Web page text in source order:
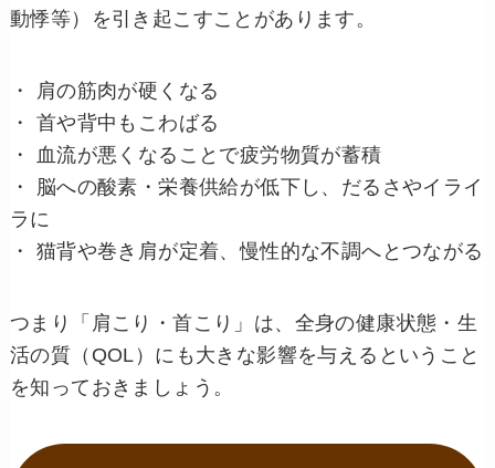
動悸等）を引き起こすことがあります。
・ 肩の筋肉が硬くなる
・ 首や背中もこわばる
・ 血流が悪くなることで疲労物質が蓄積
・ 脳への酸素・栄養供給が低下し、だるさやイライ
ラに
・ 猫背や巻き肩が定着、慢性的な不調へとつながる
つまり「肩こり・首こり」は、全身の健康状態・生
活の質（QOL）にも大きな影響を与えるということ
を知っておきましょう。